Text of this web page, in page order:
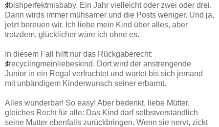
♯bishperfektmisbaby. Ein Jahr vielleicht oder zwei oder drei.
Dann wirds immer mühsamer und die Posts weniger. Und ja,
jetzt bereuen wir. Ich liebe mein Kind über alles, aber
trotzdem, glücklicher wäre ich ohne es.
In diesem Fall hilft nur das Rückgaberecht:
♯recyclingmeinliebeskind. Dort wird der anstrengende
Junior in ein Regal verfrachtet und wartet bis sich jemand
mit unbändigem Kinderwunsch seiner erbarmt.
Alles wunderbar! So easy! Aber bedenkt, liebe Mütter,
gleiches Recht für alle: Das Kind darf selbstverständlich
seine Mutter ebenfalls zurückbringen. Wenn sie nervt, zickt